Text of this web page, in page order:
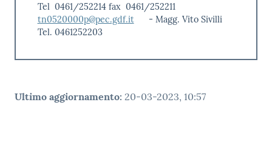
Tel 0461/252214 fax 0461/252211
tn0520000p@pec.gdf.it
- Magg. Vito Sivilli
Tel. 0461252203
Ultimo aggiornamento: 20-03-2023, 10:57